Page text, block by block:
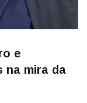
e
na mira da